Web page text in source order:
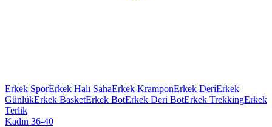
Erkek SporErkek Halı SahaErkek KramponErkek DeriErkek
GünlükErkek BasketErkek BotErkek Deri BotErkek TrekkingErkek
Terlik
Kadın 36-40